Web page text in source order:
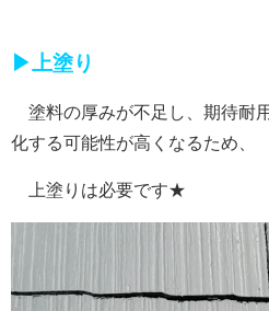
▶上塗り
塗料の厚みが不足し、期待耐
化する可能性が高くなるため、
上塗りは必要です★